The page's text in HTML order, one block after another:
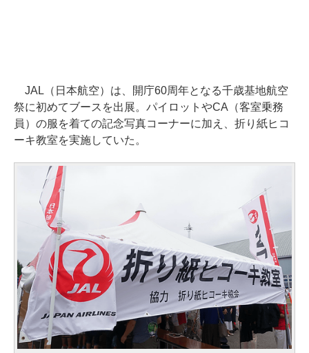
JAL（日本航空）は、開庁60周年となる千歳基地航空
祭に初めてブースを出展。パイロットやCA（客室乗務
員）の服を着ての記念写真コーナーに加え、折り紙ヒコ
ーキ教室を実施していた。